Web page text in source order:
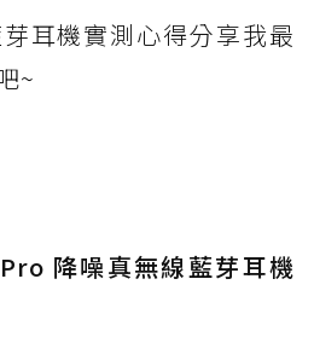
耳機實測心得分享我最
~
降噪真無線藍芽耳機